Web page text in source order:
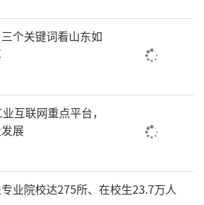
个关键词看山东如
互联网重点平台，
展
业院校达275所、在校生23.7万人